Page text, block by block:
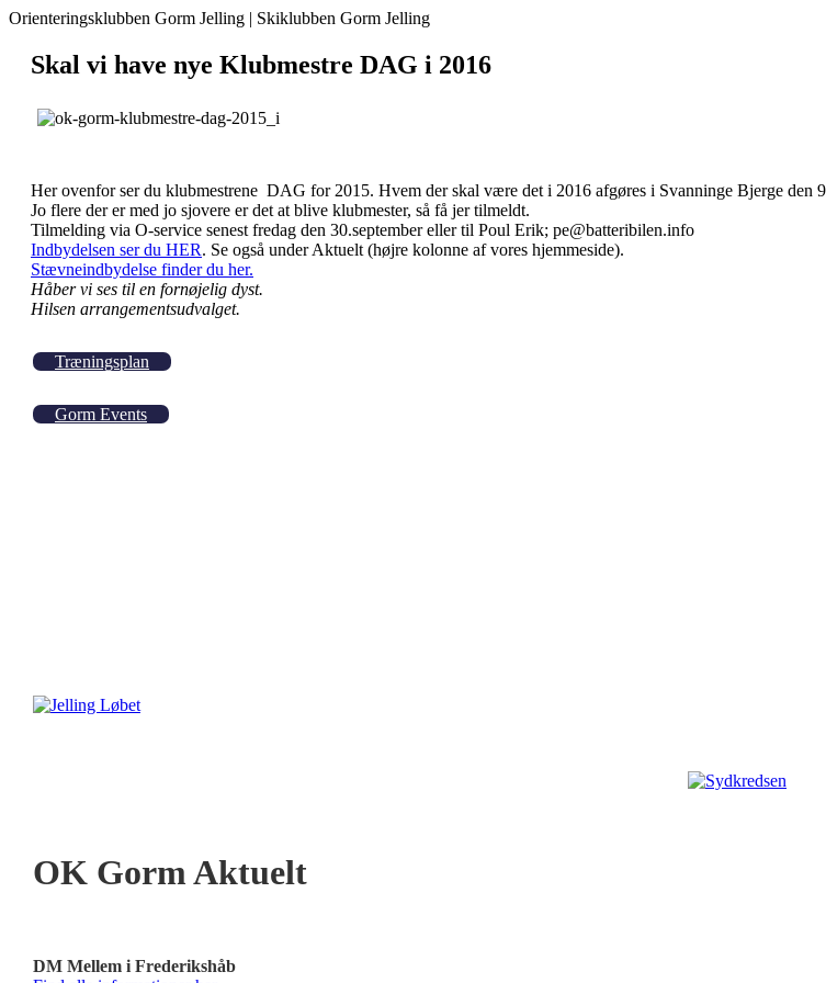
Orienteringsklubben Gorm Jelling | Skiklubben Gorm Jelling
Skal vi have nye Klubmestre DAG i 2016
Her ovenfor ser du klubmestrene DAG for 2015. Hvem der skal være det i 2016 afgøres i Svanninge Bjerge
Jo flere der er med jo sjovere er det at blive klubmester, så få jer tilmeldt.
Tilmelding via O-service senest fredag den 30.september eller til Poul Erik; pe@batteribilen.info
Indbydelsen ser du HER. Se også under Aktuelt (højre kolonne af vores hjemmeside).
Stævneindbydelse finder du her.
Håber vi ses til en fornøjelig dyst.
Hilsen arrangementsudvalget.
Træningsplan
Gorm Events
OK Gorm Aktuelt
DM Mellem i Frederikshåb